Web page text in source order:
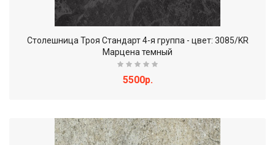
Столешница Троя Стандарт 4-я группа - цвет: 3085/KR
Марцена темный
5500р.